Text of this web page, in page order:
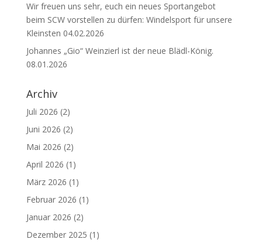
Wir freuen uns sehr, euch ein neues Sportangebot
beim SCW vorstellen zu dürfen: Windelsport für unsere
Kleinsten 04.02.2026
Johannes „Gio“ Weinzierl ist der neue Blädl-König.
08.01.2026
Archiv
Juli 2026 (2)
Juni 2026 (2)
Mai 2026 (2)
April 2026 (1)
März 2026 (1)
Februar 2026 (1)
Januar 2026 (2)
Dezember 2025 (1)